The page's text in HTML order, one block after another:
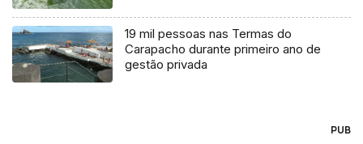
19 mil pessoas nas Termas do
Carapacho durante primeiro ano de
gestão privada
PUB